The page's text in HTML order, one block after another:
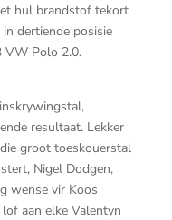
hul brandstof tekort
dertiende posisie
VW Polo 2.0.
resultaat. Lekker
groot toeskouerstal
Nigel Dodgen,
wense vir Koos
aan elke Valentyn